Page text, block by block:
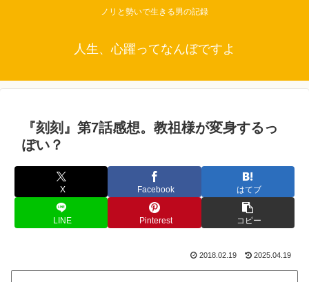
ノリと勢いで生きる男の記録
人生、心躍ってなんぼですよ
『刻刻』第7話感想。教祖様が変身するっ
ぽい？
X Facebook はてブ
LINE Pinterest コピー
2018.02.19 2025.04.19